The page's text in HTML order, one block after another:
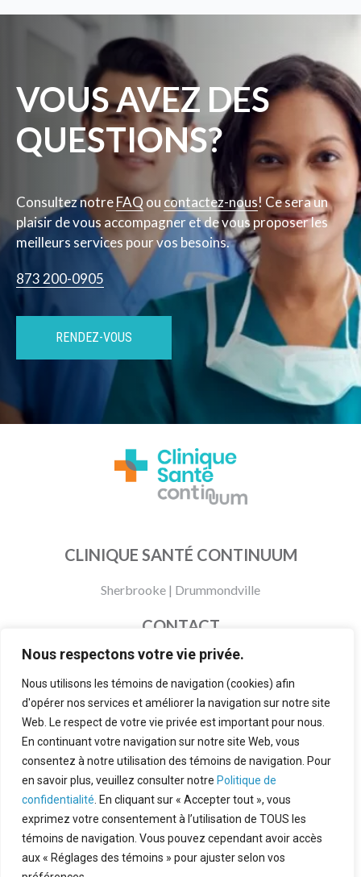
Nous respectons votre vie privée.
Nous utilisons les témoins de navigation (cookies) afin
d'opérer nos services et améliorer la navigation sur notre site
Web. Le respect de votre vie privée est important pour nous.
En continuant votre navigation sur notre site Web, vous
consentez à notre utilisation des témoins de navigation. Pour
en savoir plus, veuillez consulter notre Politique de
confidentialité . En cliquant sur « Accepter tout », vous
exprimez votre consentement à l’utilisation de TOUS les
témoins de navigation. Vous pouvez cependant avoir accès
aux « Réglages des témoins » pour ajuster selon vos
VOUS AVEZ DES
QUESTIONS?
Consultez notreFAQ ou contactez-nous! Ce sera un
plaisir de vous accompagner et de vous proposer les
meilleurs services pour vos besoins.
873 200-0905
RENDEZ-VOUS
CLINIQUE SANTÉ CONTINUUM
Sherbrooke | Drummondville
CONTACT
873 200-0905
info@cliniquesantecontinuum.com
Politiques et modalités
À propos
FAQ
© 2026 Clinique Santé Continuum